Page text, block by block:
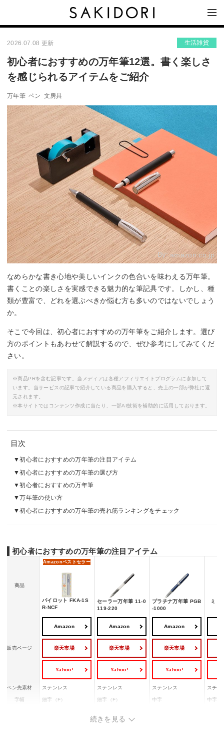
2026.07.08 更新 生活雑貨
初心者におすすめの万年筆12選。書く楽しさ
を感じられるアイテムをご紹介
万年筆 ペン 文房具
By:amazon.co.jp
なめらかな書き心地や美しいインクの色合いを味わえる万年筆。
書くことの楽しさを実感できる魅力的な筆記具です。しかし、種
類が豊富で、どれを選ぶべきか悩む方も多いのではないでしょう
か。
そこで今回は、初心者におすすめの万年筆をご紹介します。選び
方のポイントもあわせて解説するので、ぜひ参考にしてみてくだ
さい。
※商品PRを含む記事です。当メディアは各種アフィリエイトプログラムに参加して
います。当サービスの記事で紹介している商品を購入すると、売上の一部が弊社に還
元されます。
※本サイトではコンテンツ作成に当たり、一部AI技術を補助的に活用しております。
目次
初心者におすすめの万年筆の注目アイテム
初心者におすすめの万年筆の選び方
初心者におすすめの万年筆
万年筆の使い方
初心者におすすめの万年筆の売れ筋ランキングをチェック
初心者におすすめの万年筆の注目アイテム
商品
Amazonベストセラー
パイロット FKA-1S
R-NCF
セーラー万年筆 11-0
119-220
プラチナ万年筆 PGB
-1000
ミド
販売ページ
Amazon
楽天市場
Yahoo!
Amazon
楽天市場
Yahoo!
Amazon
楽天市場
Yahoo!
ペン先素材 ステンレス ステンレス ステンレス スチー
字幅 細字（F） 細字（F） 中字 中字
続きを見る